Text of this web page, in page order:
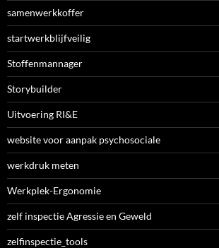
samenwerkkoffer
startwerkblijfveilig
Stoffenmannager
Storybuilder
Uitvoering RI&E
website voor aanpak psychosociale
werkdruk meten
Werkplek-Ergonomie
zelf inspectie Agressie en Geweld
zelfinspectie_tools